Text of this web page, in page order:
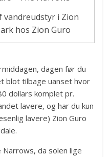
vandreudstyr i Zion
hos Zion Guro
dagen før du
blot tilbage uanset hvor
dollars komplet pr.
lavere, og har du kun
lavere) Zion Guro
da solen lige